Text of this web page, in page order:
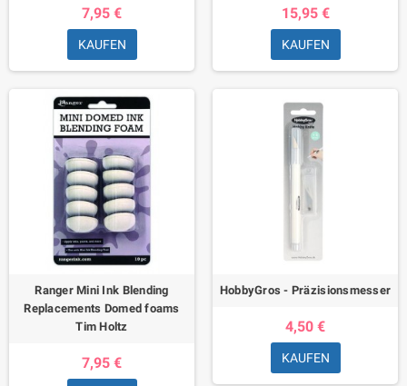
7,95 €
KAUFEN
15,95 €
KAUFEN
Ranger Mini Ink Blending
Replacements Domed foams
Tim Holtz
7,95 €
HobbyGros - Präzisionsmesser
4,50 €
KAUFEN